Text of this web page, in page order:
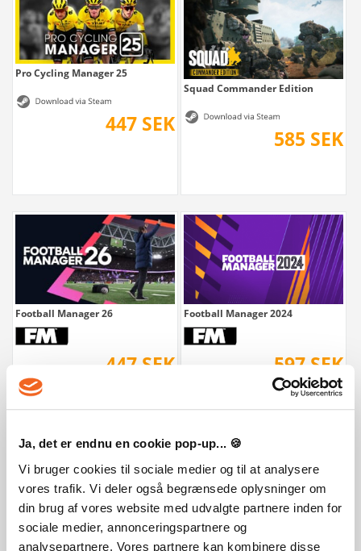
Ja, det er endnu en cookie pop-up... 🍪
Vi bruger cookies til sociale medier og til at analysere
vores trafik. Vi deler også begrænsede oplysninger om
din brug af vores website med udvalgte partnere inden for
sociale medier, annonceringspartnere og
analysepartnere. Vores partnere kan kombinere disse
Pro Cycling Manager 25
447 SEK
Squad Commander Edition
585 SEK
Football Manager 26
447 SEK
Football Manager 2024
597 SEK
Farming Simulator 22 - Hay & Forage